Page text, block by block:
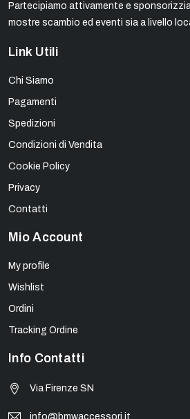
Partecipiamo attivamente e
mostre scambio ed eventi sia a livello
Link Utili
Chi Siamo
Pagamenti
Spedizioni
Condizioni di Vendita
Cookie Policy
Privacy
Contatti
Mio Account
My profile
Wishlist
Ordini
Tracking Ordine
Info Contatti
Via Firenze SN
info@bmwaccessori.it